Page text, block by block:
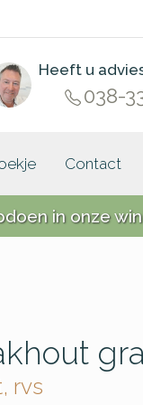
Heeft u
038-
Contact
in onze
rvs